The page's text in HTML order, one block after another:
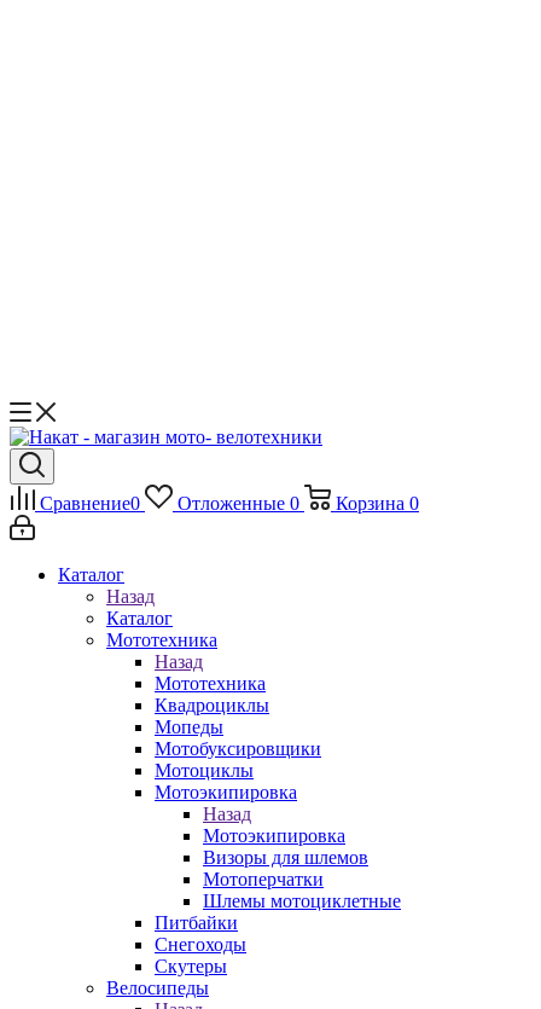
Сравнение0 Отложенные 0 Корзина 0
Каталог
Назад
Каталог
Мототехника
Назад
Мототехника
Квадроциклы
Мопеды
Мотобуксировщики
Мотоциклы
Мотоэкипировка
Назад
Мотоэкипировка
Визоры для шлемов
Мотоперчатки
Шлемы мотоциклетные
Питбайки
Снегоходы
Скутеры
Велосипеды